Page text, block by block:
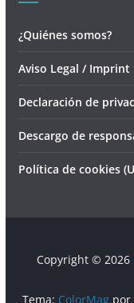
¿Quiénes somos?
Aviso Legal / Imprint
Declaración de
Descargo de
Política de cookies
Copyright © 2026
Tema: ColorMag por